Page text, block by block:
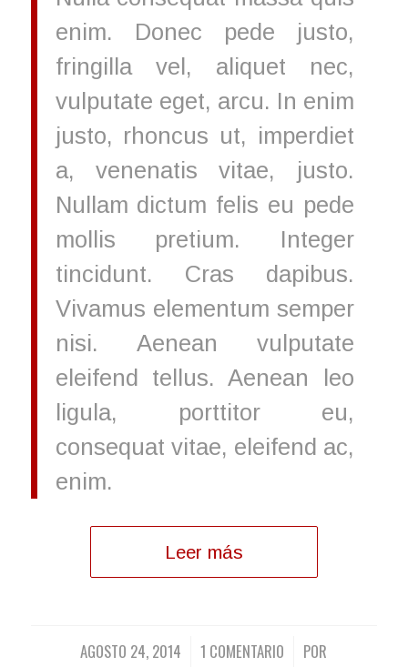
enim. Donec pede justo,
fringilla vel, aliquet nec,
vulputate eget, arcu. In enim
justo, rhoncus ut, imperdiet
a, venenatis vitae, justo.
Nullam dictum felis eu pede
mollis pretium. Integer
tincidunt. Cras dapibus.
Vivamus elementum semper
nisi. Aenean vulputate
eleifend tellus. Aenean leo
ligula, porttitor eu,
consequat vitae, eleifend ac,
enim.
Leer más
AGOSTO 24, 2014
/ 1 COMENTARIO
/
POR